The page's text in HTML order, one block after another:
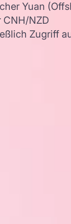
Yuan
NZD
Zugriff